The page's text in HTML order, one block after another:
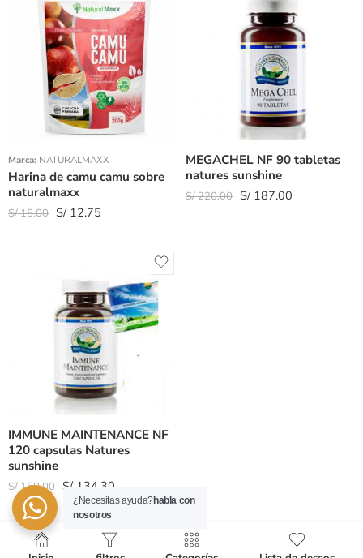
Marca: NATURALMAXX
Harina de camu camu sobre
naturalmaxx
S/15.00 S/12.75
Peso 200gr
Peso 100gr
MEGACHEL NF 90 tabletas
natures sunshine
S/220.00 S/187.00
IMMUNE MAINTENANCE NF
120 capsulas Natures
sunshine
S/158.00 S/134.30
¿Necesitas ayuda?habla con
nosotros